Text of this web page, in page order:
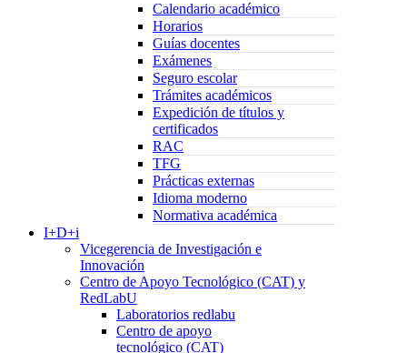
Calendario académico
Horarios
Guías docentes
Exámenes
Seguro escolar
Trámites académicos
Expedición de títulos y
certificados
RAC
TFG
Prácticas externas
Idioma moderno
Normativa académica
I+D+i
Vicegerencia de Investigación e
Innovación
Centro de Apoyo Tecnológico (CAT) y
RedLabU
Laboratorios redlabu
Centro de apoyo
tecnológico (CAT)